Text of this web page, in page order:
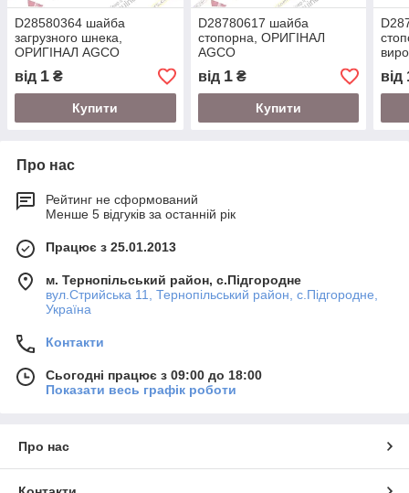
D28580364 шайба
загрузного шнека,
ОРИГІНАЛ AGCO
від 1 ₴
Купити
D28780617 шайба
стопорна, ОРИГІНАЛ
AGCO
від 1₴
Купити
(EU)
від
Про нас
Рейтинг не сформований
Менше 5 відгуків за останній рік
Працює з 25.01.2013
м. Тернопільський район, с.Підгородне
вул.Стрийська 11, Тернопільський район, с.Підгородне,
Україна
Контакти
Сьогодні працює з 09:00 до 18:00
Показати весь графік роботи
Про нас